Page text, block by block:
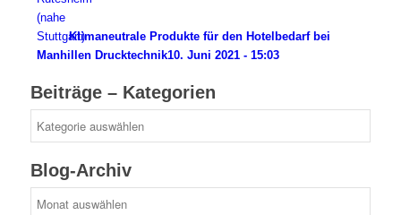
Klimaneutrale Produkte für den Hotelbedarf bei
Manhillen Drucktechnik10. Juni 2021 - 15:03
Beiträge – Kategorien
Blog-Archiv